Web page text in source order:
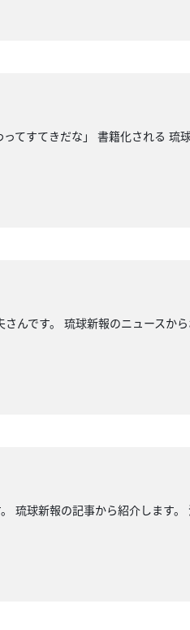
すてきだな」 書籍化される 琉
です。 琉球新報のニュースか
琉球新報の記事から紹介します